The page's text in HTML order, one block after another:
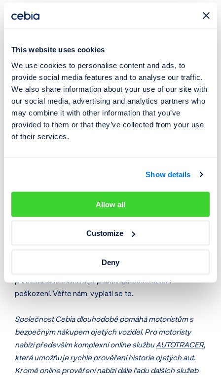
This website uses cookies
We use cookies to personalise content and ads, to
provide social media features and to analyse our traffic.
We also share information about your use of our site with
our social media, advertising and analytics partners who
may combine it with other information that you’ve
provided to them or that they’ve collected from your use
of their services.
Show details
Allow all
Customize
Deny
Pochybná tvrzení prodejce
Jak vidíte, tak jsou bohužel stále bazaroví prodejci, kteří
pro prodej auta a maximální zisk udělají cokoliv a nejednají
fér. Jsou schopni si vymyslet neskutečné historky a
falešné informace a v případě, že jim uvěříte, pak se před
vámi rýsuje problém v podobě koupě problémového
auta.
říká, zní důvěryhodně nebo naopak pochybně či
nelogicky.Nespokojte se jen se slovním ujištěním
„tohle auto je prověřeno přes Cebii“ a vždy chtějte
vidět kompletní výpis Cebia. Pokud prodejce používá
naše logo ve svém bazaru, pak by neměl být problém,
vzít odborníka. Ten informace z našeho výpisu může
přímo na autě ověřit a případně upřesnit rozsah
poškození. Věřte nám, vyplatí se to.
Společnost Cebia dlouhodobě pomáhá motoristům s
bezpečným nákupem ojetých vozidel. Pro motoristy
nabízí především komplexní online službuAUTOTRACER,
která umožňuje rychléprověření historie ojetých aut.
Kromě online prověření nabízí dále řadu dalších služeb